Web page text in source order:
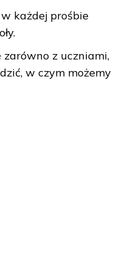
każdej prośbie
z uczniami,
w czym możemy